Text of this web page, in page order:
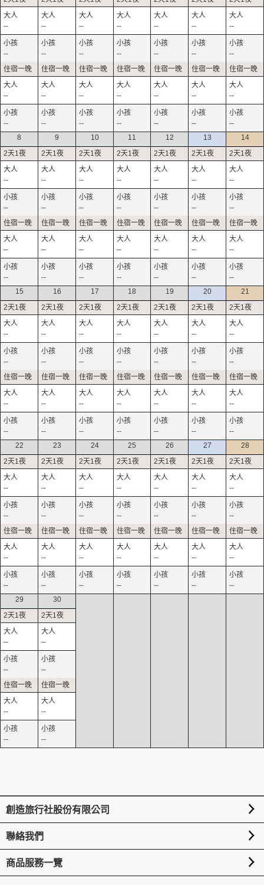
--
--
--
--
--
--
--
--
--
--
--
--
--
--
--
--
--
--
--
--
--
--
--
--
--
--
--
--
8
--
--
--
--
9
--
--
--
--
10
--
--
--
--
11
--
--
--
--
12
--
--
--
--
13
--
--
--
--
14
--
--
--
--
15
--
--
--
--
16
--
--
--
--
17
--
--
--
--
18
--
--
--
--
19
--
--
--
--
20
--
--
--
--
21
--
--
--
--
22
--
--
--
--
23
--
--
--
--
24
--
--
--
--
25
--
--
--
--
26
--
--
--
--
27
--
--
--
--
28
--
--
--
--
29
--
--
--
--
30
--
--
--
--
創造旅行社股份有限公司
聯絡我們
商品服務一覽